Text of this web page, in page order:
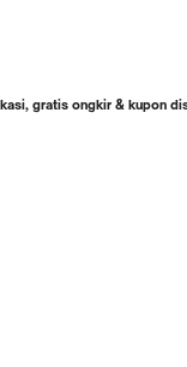
gratis ongkir & kupon